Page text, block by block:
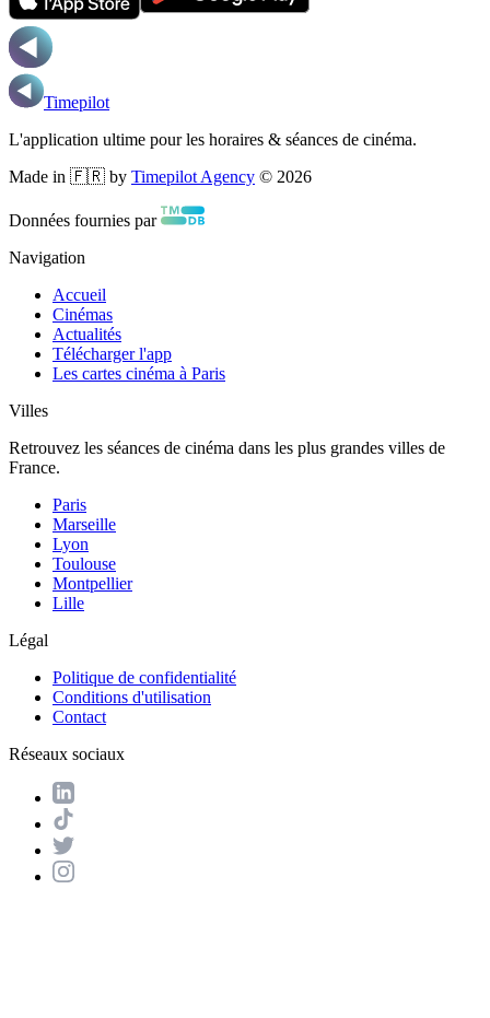
Timepilot
L'application ultime pour les horaires & séances de cinéma.
Made in 🇫🇷 by Timepilot Agency © 2026
Données fournies par
Navigation
Accueil
Cinémas
Actualités
Télécharger l'app
Les cartes cinéma à Paris
Villes
Retrouvez les séances de cinéma dans les plus grandes villes de
France.
Paris
Marseille
Lyon
Toulouse
Montpellier
Lille
Légal
Politique de confidentialité
Conditions d'utilisation
Contact
Réseaux sociaux